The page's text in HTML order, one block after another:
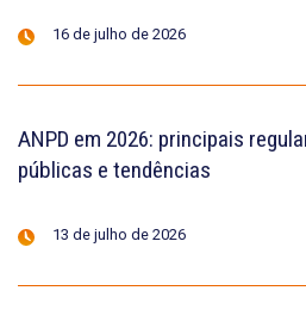
16 de julho de 2026
ANPD em 2026: principais
públicas e tendências
13 de julho de 2026